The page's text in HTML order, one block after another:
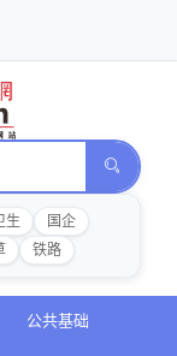
生
国企
铁路
公共基础